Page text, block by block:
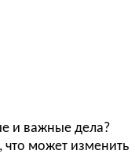
и важные дела?
что может изменить